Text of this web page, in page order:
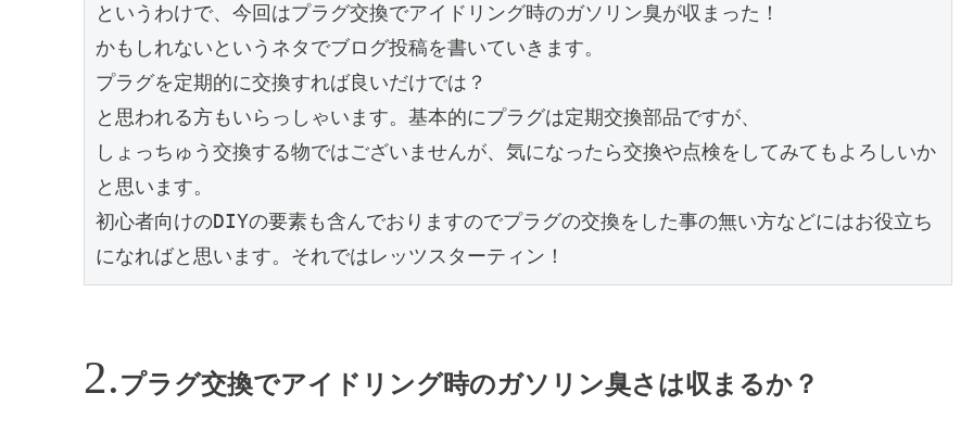
というわけで、今回はプラグ交換でアイドリング時のガソリン臭が収まった！
かもしれないというネタでブログ投稿を書いていきます。
プラグを定期的に交換すれば良いだけでは？
と思われる方もいらっしゃいます。基本的にプラグは定期交換部品ですが、
しょっちゅう交換する物ではございませんが、気になったら交換や点検をしてみてもよろしいか
と思います。
初心者向けのDIYの要素も含んでおりますのでプラグの交換をした事の無い方などにはお役立ち
になればと思います。それではレッツスターティン！
プラグ交換でアイドリング時のガソリン臭さは収まるか？